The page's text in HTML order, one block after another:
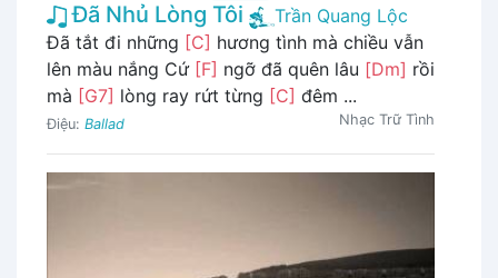
Đã Nhủ Lòng Tôi
Trần Quang Lộc
Đã tắt đi những [C] hương tình mà chiều vẫn
lên màu nắng Cứ [F] ngỡ đã quên lâu [Dm] rồi
mà [G7] lòng ray rứt từng [C] đêm ...
Điệu: Ballad Nhạc Trữ Tình